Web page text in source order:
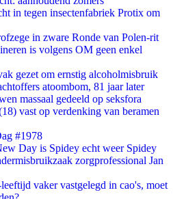
in tegen insectenfabriek Protix om
in zware Ronde van Polen-rit
is volgens OM geen enkel
gezet om ernstig alcoholmisbruik
atoombom, 81 jaar later
massaal gedeeld op seksfora
vast op verdenking van beramen
#1978
Day is Spidey echt weer Spidey
zorgprofessional Jan
vaker vastgelegd in cao's, moet